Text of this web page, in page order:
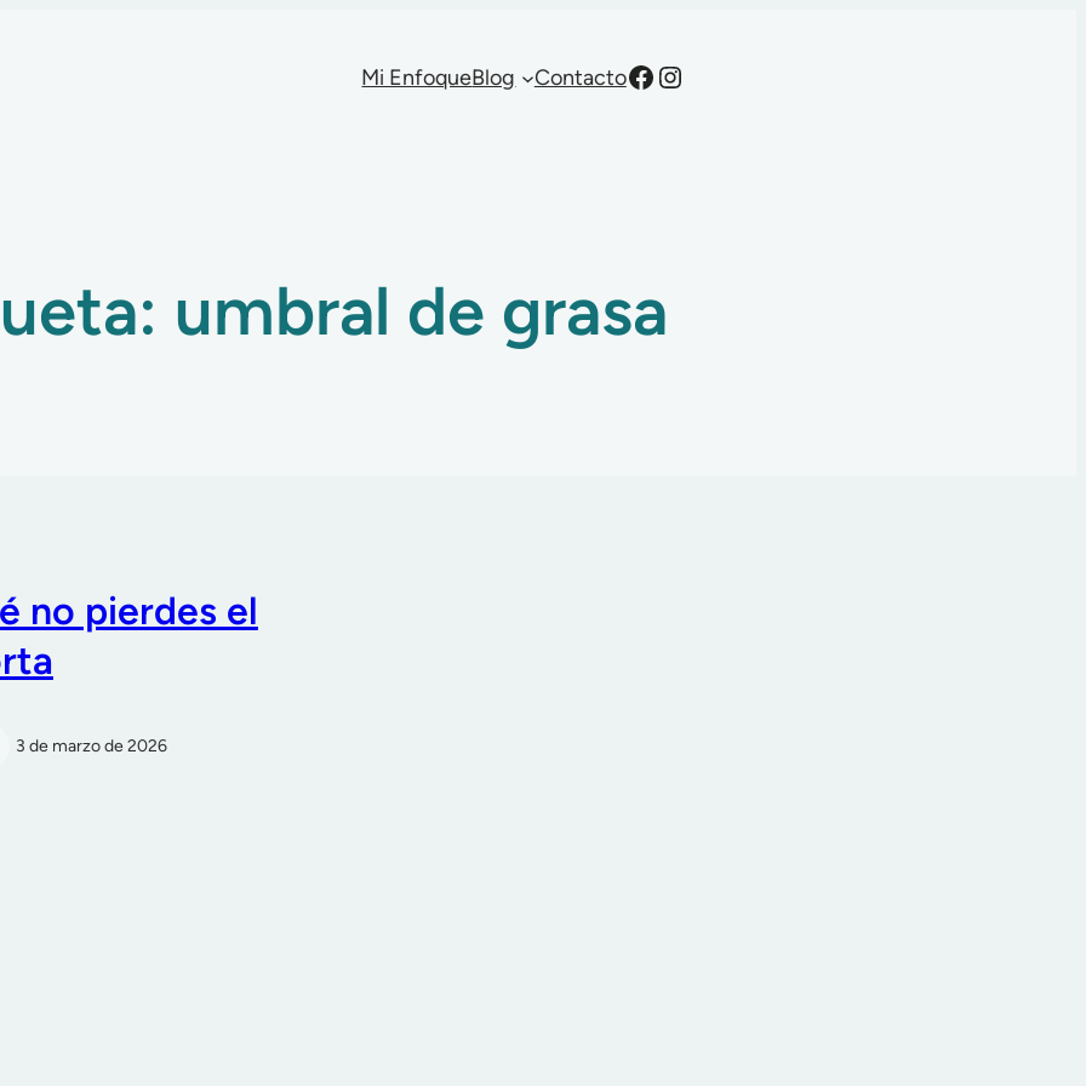
Mi EnfoqueBlog ContactoFacebook
Instagram
umbral de grasa
no pierdes el
3 de marzo de 2026